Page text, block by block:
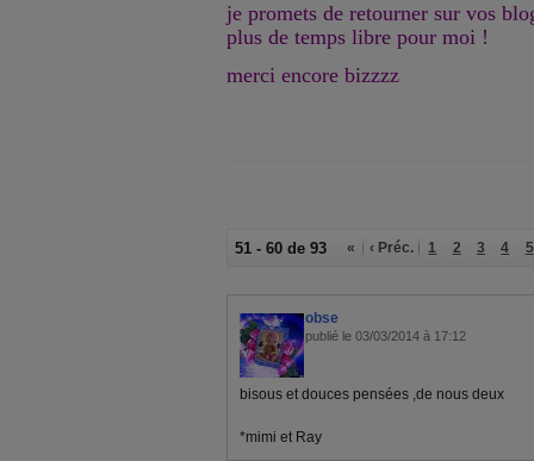
je promets de retourner sur vos
plus de temps libre pour moi !
merci encore bizzzz
51 - 60 de 93 « ‹ Préc. 1 2 3 4 5
obse
publié le 03/03/2014 à 17:12
bisous et douces pensées ,de nous deux
*mimi et Ray